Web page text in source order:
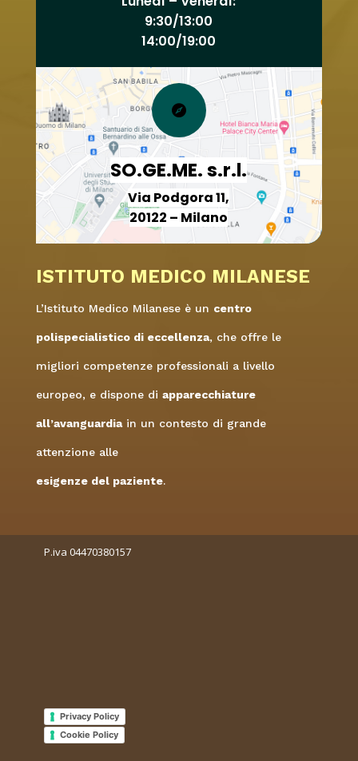
9:30/13:00
14:00/19:00

SO.GE.ME. s.r.l.
Via Podgora 11,
20122 – Milano
ISTITUTO MEDICO MILANESE
L’Istituto Medico Milanese è un centro
polispecialistico di eccellenza, che offre le
migliori competenze professionali a livello
europeo, e dispone di apparecchiature
all’avanguardiain un contesto di grande
attenzione alle
esigenze del paziente.
P.iva 04470380157
Privacy Policy
Cookie Policy